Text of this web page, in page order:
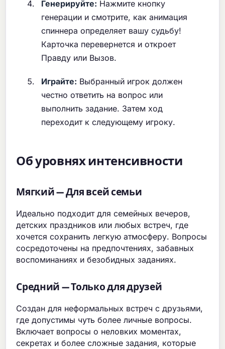
Генерируйте: Нажмите кнопку
генерации и смотрите, как анимация
спиннера определяет вашу судьбу!
Карточка перевернется и откроет
Правду или Вызов.
Играйте: Выбранный игрок должен
честно ответить на вопрос или
выполнить задание. Затем ход
переходит к следующему игроку.
Об уровнях интенсивности
Мягкий — Для всей семьи
Идеально подходит для семейных вечеров,
детских праздников или любых встреч, где
хочется сохранить легкую атмосферу. Вопросы
сосредоточены на предпочтениях, забавных
воспоминаниях и безобидных заданиях.
Средний — Только для друзей
Создан для неформальных встреч с друзьями,
где допустимы чуть более личные вопросы.
Включает вопросы о неловких моментах,
секретах и более сложные задания, которые